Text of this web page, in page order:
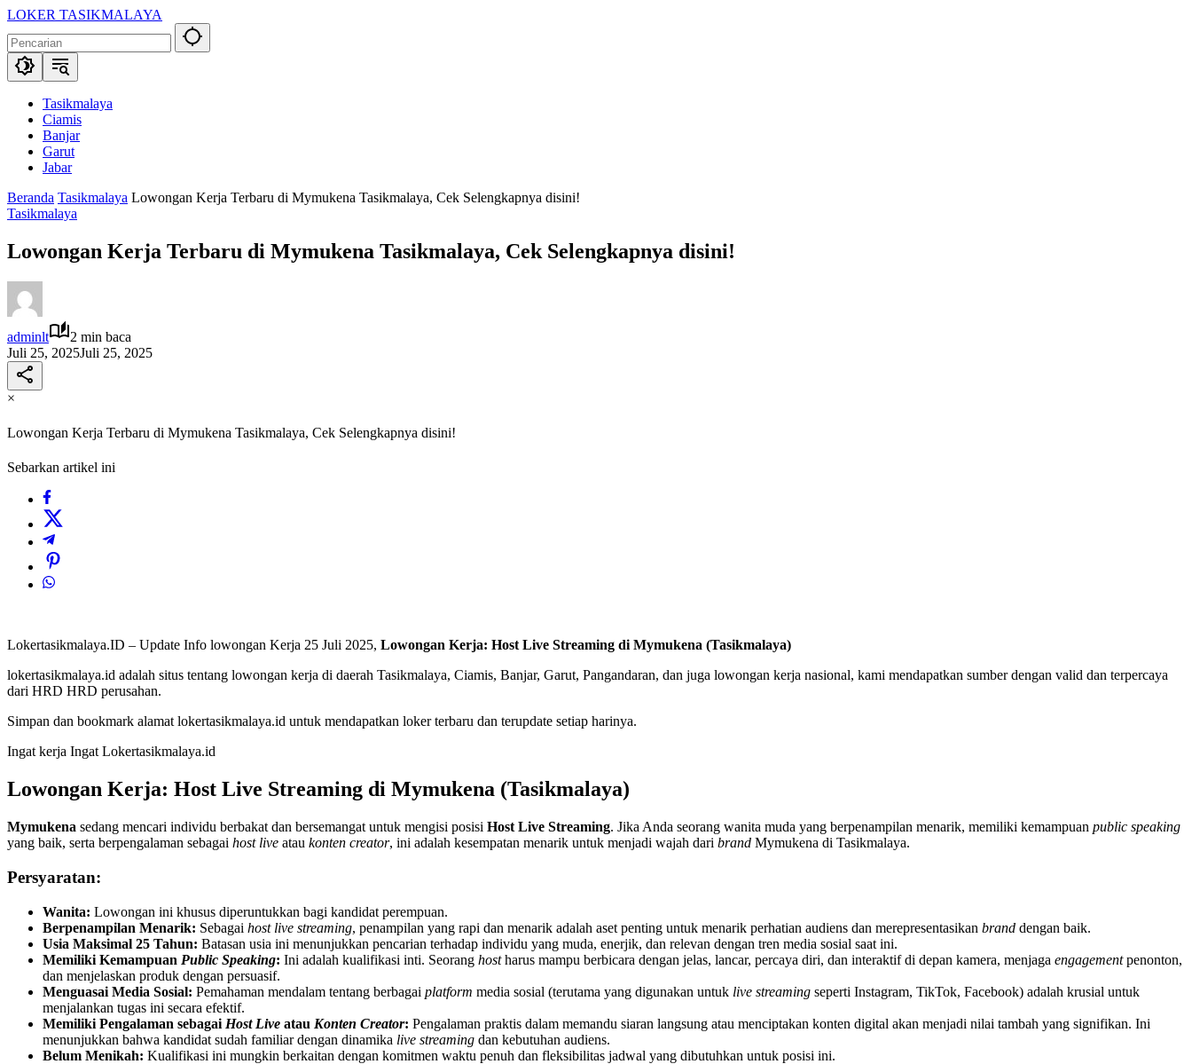
Langsung
konten
LOKER TASIKMALAYA
Lowongan
Kerja
Tasikmalaya
SekitarnaTasikmalaya
Ciamis
Banjar
Garut
Jabar
Beranda Tasikmalaya Lowongan Kerja Terbaru di Mymukena Tasikmalaya, Cek Selengkapnya disini!
Tasikmalaya
Lowongan Kerja Terbaru di Mymukena Tasikmalaya, Cek Selengkapnya disini!
adminlt
2 min baca
Juli 25, 2025Juli 25, 2025
×
Lowongan Kerja Terbaru di Mymukena Tasikmalaya, Cek Selengkapnya disini!
Sebarkan artikel ini
Lokertasikmalaya.ID – Update Info lowongan Kerja 25 Juli 2025, Lowongan Kerja: Host Live Streaming di Mymukena (Tasikmalaya)
lokertasikmalaya.id adalah situs tentang lowongan kerja di daerah Tasikmalaya, Ciamis, Banjar, Garut, Pangandaran, dan juga lowongan kerja nasional, kami mendapatkan sumber dengan valid dan terpercaya
dari HRD HRD perusahan.
Simpan dan bookmark alamat lokertasikmalaya.id untuk mendapatkan loker terbaru dan terupdate setiap harinya.
Ingat kerja Ingat Lokertasikmalaya.id
Lowongan Kerja: Host Live Streaming di Mymukena (Tasikmalaya)
Mymukena sedang mencari individu berbakat dan bersemangat untuk mengisi posisi Host Live Streaming. Jika Anda seorang wanita muda yang berpenampilan menarik, memiliki kemampuan public speaking
yang baik, serta berpengalaman sebagai host live atau konten creator, ini adalah kesempatan menarik untuk menjadi wajah dari brand Mymukena di Tasikmalaya.
Persyaratan:
Wanita: Lowongan ini khusus diperuntukkan bagi kandidat perempuan.
Berpenampilan Menarik: Sebagai host live streaming, penampilan yang rapi dan menarik adalah aset penting untuk menarik perhatian audiens dan merepresentasikan brand dengan baik.
Usia Maksimal 25 Tahun: Batasan usia ini menunjukkan pencarian terhadap individu yang muda, enerjik, dan relevan dengan tren media sosial saat ini.
Memiliki Kemampuan Public Speaking: Ini adalah kualifikasi inti. Seorang hostharus mampu berbicara dengan jelas, lancar, percaya diri, dan interaktif di depan kamera, menjaga engagementpenonton,
dan menjelaskan produk dengan persuasif.
Menguasai Media Sosial: Pemahaman mendalam tentang berbagai platform media sosial (terutama yang digunakan untuk live streaming seperti Instagram, TikTok, Facebook) adalah krusial untuk
menjalankan tugas ini secara efektif.
Memiliki Pengalaman sebagai Host Live atau Konten Creator: Pengalaman praktis dalam memandu siaran langsung atau menciptakan konten digital akan menjadi nilai tambah yang signifikan. Ini
menunjukkan bahwa kandidat sudah familiar dengan dinamika live streaming dan kebutuhan audiens.
Belum Menikah: Kualifikasi ini mungkin berkaitan dengan komitmen waktu penuh dan fleksibilitas jadwal yang dibutuhkan untuk posisi ini.